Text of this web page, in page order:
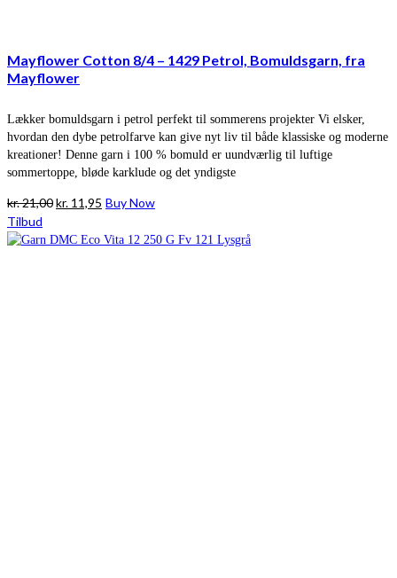
Mayflower Cotton 8/4 – 1429 Petrol, Bomuldsgarn, fra
Mayflower
Lækker bomuldsgarn i petrol perfekt til sommerens projekter Vi elsker,
hvordan den dybe petrolfarve kan give nyt liv til både klassiske og moderne
kreationer! Denne garn i 100 % bomuld er uundværlig til luftige
sommertoppe, bløde karklude og det yndigste
kr.21,00Den
pris
kr. 11,95 Den
pris
Buy Now
Tilbud